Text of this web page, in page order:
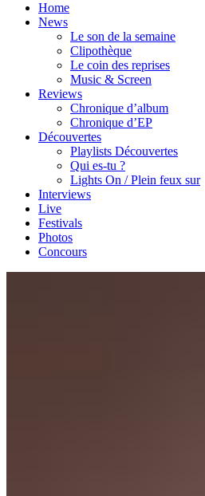
Home
News
Le son de la semaine
Clipothèque
Le coin des reprises
Music & Screen
Reviews
Chronique d’album
Chronique d’EP
Découvertes
Playlists Découvertes
Qui es-tu ?
Lights On / Plein feux sur
Interviews
Live
Festivals
Photos
Concours